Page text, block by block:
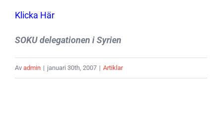
Klicka Här
SOKU delegationen i Syrien
Av admin | januari 30th, 2007 | Artiklar